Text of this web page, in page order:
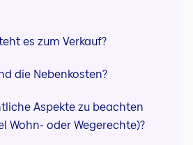
es zum Verkauf?
die Nebenkosten?
Aspekte zu beachten
Wohn- oder Wegerechte)?